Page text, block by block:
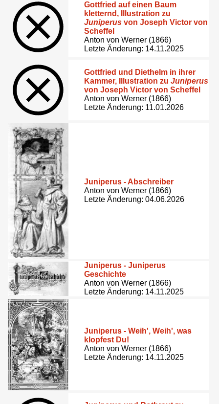
Gottfried auf einen Baum
kletternd, Illustration zu
Juniperus von Joseph Victor von
Scheffel
Anton von Werner (1866)
Letzte Änderung: 14.11.2025
Gottfried und Diethelm in ihrer
Kammer, Illustration zu Juniperus
von Joseph Victor von Scheffel
Anton von Werner (1866)
Letzte Änderung: 11.01.2026
Juniperus - Abschreiber
Anton von Werner (1866)
Letzte Änderung: 04.06.2026
Juniperus - Juniperus
Geschichte
Anton von Werner (1866)
Letzte Änderung: 14.11.2025
Juniperus - Weih', Weih', was
klopfest Du!
Anton von Werner (1866)
Letzte Änderung: 14.11.2025